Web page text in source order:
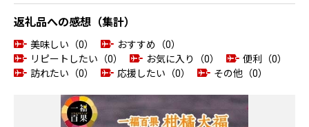
返礼品への感想（集計）
美味しい（0）
おすすめ（0）
リピートしたい（0）
お気に入り（0）
便利（0）
訪れたい（0）
応援したい（0） その他（0）